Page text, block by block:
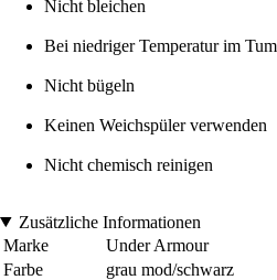
Nicht bleichen
Bei niedriger Temperatur im
Nicht bügeln
Keinen Weichspüler verwenden
Nicht chemisch reinigen
Zusätzliche Informationen
Marke
Under Armour
Farbe
grau mod/schwarz